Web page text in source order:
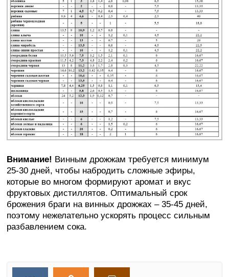
Внимание! Винным дрожжам требуется минимум
25-30 дней, чтобы набродить сложные эфиры,
которые во многом формируют аромат и вкус
фруктовых дистиллятов. Оптимальный срок
брожения браги на винных дрожжах – 35-45 дней,
поэтому нежелательно ускорять процесс сильным
разбавлением сока.